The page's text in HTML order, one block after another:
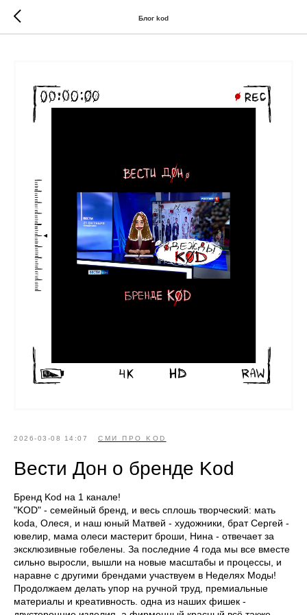
Блог kod
2026-03-08 14:07 СМИ ПРО KОD
Вести Дон о бренде Kod
Бренд Kod на 1 канале!
"KOD" - семейный бренд, и весь сплошь творческий: мать
kоdа, Олеся, и наш юный Матвей - художники, брат Сергей -
ювелир, мама олеси мастерит броши, Нина - отвечает за
эксклюзивные гобелены. За последние 4 года мы все вместе
сильно выросли, вышли на новые масштабы и процессы, и
наравне с другими брендами участвуем в Неделях Моды!
Продолжаем делать упор на ручной труд, премиальные
материалы и креативность. одна из наших фишек -